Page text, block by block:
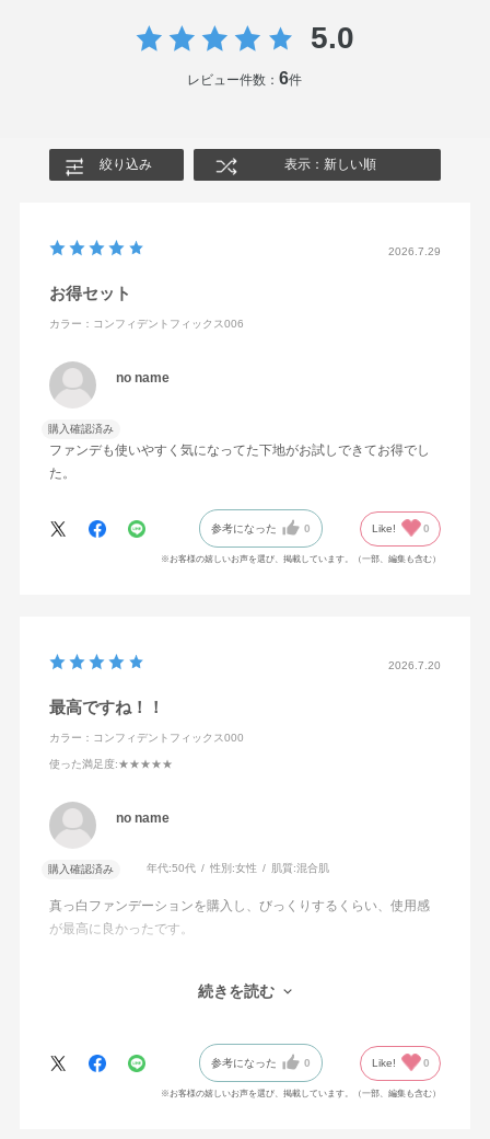
酸イソプロピル・水添ポリイソブテン・イソノナン酸イソ
トリデシル・オリーブ果実油・ゴマ種子油・サフラワー
油・トコフェロール・ホホバ種子油・BHT・シクロヘキサ
水・シクロメチコン・メトキシケイヒ酸エチルヘキシル・
デシル・PEG－9ポリジメチルシロキシエチルジメチコ
ン・ジエチルアミノヒドロキシベンゾイル安息香酸ヘキシ
フェノール・グリセリン・トリエチルヘキサノイン・パル
ミチン酸オクチル・リンゴ酸ジイソステアリル・オリーブ
果実油・カニナバラ果実油・ゴマ種子油・サフラワー油・
クリル酸エチルヘキシル／メタクリル酸ジメチコン）コポ
リマー・ジステアルジモニウムヘクトライト・ジメチコ
ン酸ポリグリセリル－10・含水シリカ・水酸化Al・フェノ
酸化亜鉛・酸化鉄
5.0
レビュー件数：6件
絞り込み 表示：新しい順
2026.7.29
お得セット
カラー：コンフィデントフィックス006
no name
購入確認済み
ファンデも使いやすく気になってた下地がお試しできてお得でし
た。
参考になった 0 Like! 0
※お客様の嬉しいお声を選び、掲載しています。（一部、編集も含む）
2026.7.20
最高ですね！！
カラー：コンフィデントフィックス000
使った満足度:★★★★★
no name
購入確認済み 年代:50代 性別:女性 肌質:混合肌
真っ白ファンデーションを購入し、びっくりするくらい、使用感
が最高に良かったです。
で顔全体に使えるので、薄付なのに肌にだんだんなじんでいく色
もかなり良く、長年、化粧生活をしてきましたが、最近はプチプ
ラに「はまり」つつありました。が、今回機会がありアディクシ
ョンの製品にたどり着き、「こんなにも性能が良いのか！」と感
続きを読む
参考になった 0 Like! 0
※お客様の嬉しいお声を選び、掲載しています。（一部、編集も含む）